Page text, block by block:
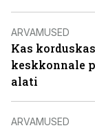
ARVAMUSED
Kas
keskkonnale
alati
ARVAMUSED